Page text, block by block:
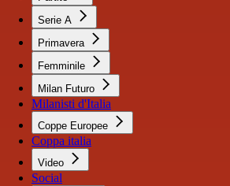
Serie A
Primavera
Femminile
Milan Futuro
Milanisti d'Italia
Coppe Europee
Coppa italia
Video
Social